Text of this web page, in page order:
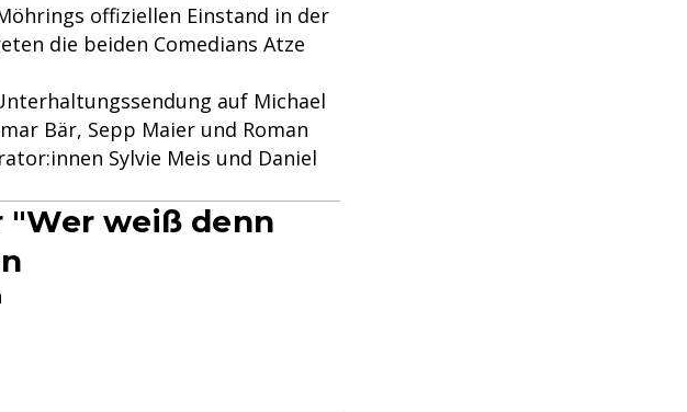
offiziellen Einstand in der
die beiden Comedians Atze
auf Michael
Bär, Sepp Maier und Roman
Sylvie Meis und Daniel
"Wer weiß denn